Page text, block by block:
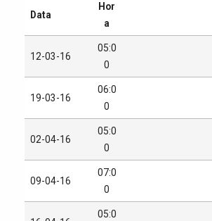
Data
Hor
a
12-03-16
05:0
0
19-03-16
06:0
0
02-04-16
05:0
0
09-04-16
07:0
0
05:0